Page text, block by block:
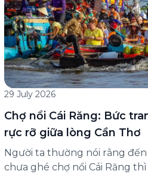
[…]
29 July 2026
Chợ nổi Cái Răng: Bức
rực rỡ giữa lòng Cần Thơ
Người ta thường nói rằng đến
chưa ghé chợ nổi Cái Răng